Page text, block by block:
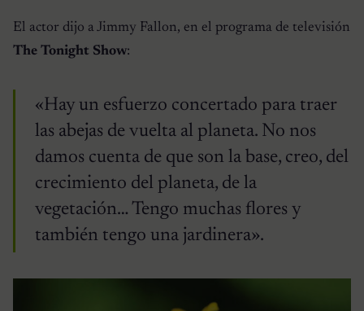
El actor dijo a Jimmy Fallon, en el programa de televisión
The Tonight Show:
«Hay un esfuerzo concertado para traer
las abejas de vuelta al planeta. No nos
damos cuenta de que son la base, creo, del
crecimiento del planeta, de la
vegetación… Tengo muchas flores y
también tengo una jardinera».